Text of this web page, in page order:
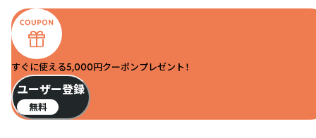
すぐに使える5,000円クーポンプレゼント！
ユーザー登録
無料